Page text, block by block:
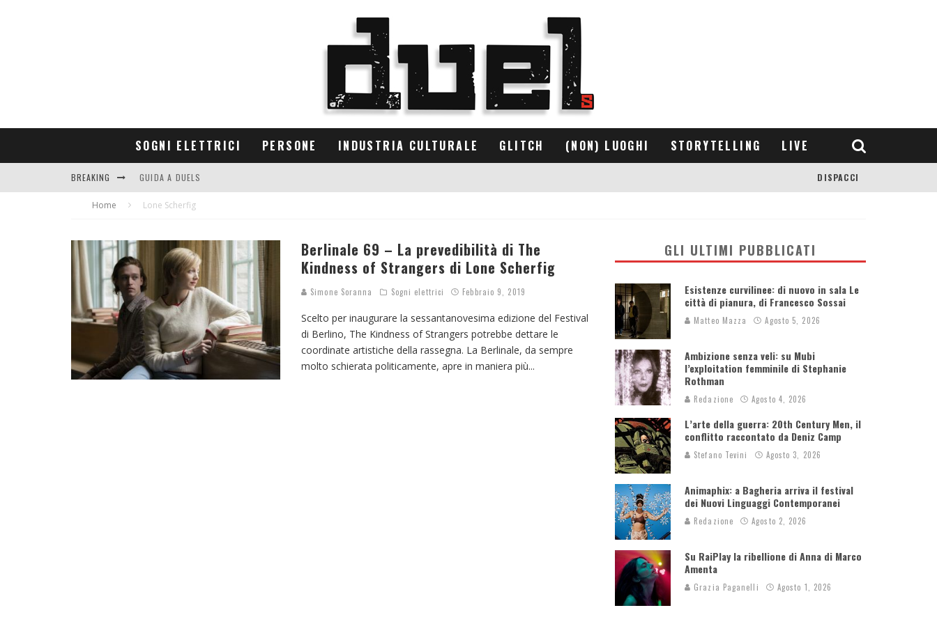
SOGNI ELETTRICI PERSONE INDUSTRIA CULTURALE GLITCH (NON) LUOGHI STORYTELLING LIVE
BREAKING GUIDA A DUELS
CONTRIBUTORS
DISPACCI
Home Lone Scherfig
Berlinale 69 – La prevedibilità di The
Kindness of Strangers di Lone Scherfig
Simone Soranna Sogni elettrici Febbraio 9, 2019
Scelto per inaugurare la sessantanovesima edizione del Festival
di Berlino, The Kindness of Strangers potrebbe dettare le
coordinate artistiche della rassegna. La Berlinale, da sempre
molto schierata politicamente, apre in maniera più...
GLI ULTIMI PUBBLICATI
Esistenze curvilinee: di nuovo in sala Le
città di pianura, di Francesco Sossai
Matteo Mazza Agosto 5, 2026
Ambizione senza veli: su Mubi
l’exploitation femminile di Stephanie
Rothman
Redazione Agosto 4, 2026
L’arte della guerra: 20th Century Men, il
conflitto raccontato da Deniz Camp
Stefano Tevini Agosto 3, 2026
Animaphix: a Bagheria arriva il festival
dei Nuovi Linguaggi Contemporanei
Redazione Agosto 2, 2026
Su RaiPlay la ribellione di Anna di Marco
Amenta
Grazia Paganelli Agosto 1, 2026